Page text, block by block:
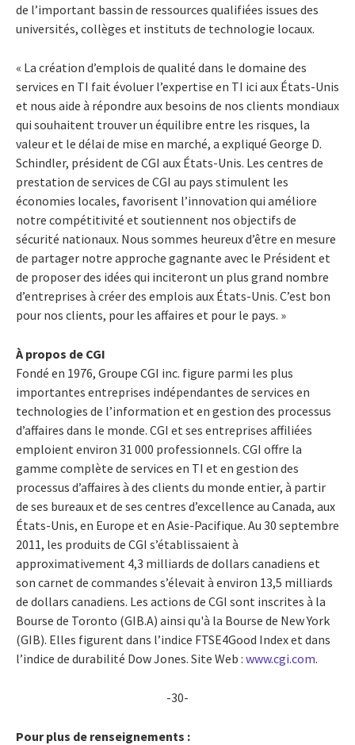
de l’important bassin de ressources qualifiées issues des
universités, collèges et instituts de technologie locaux.
« La création d’emplois de qualité dans le domaine des
services en TI fait évoluer l’expertise en TI ici aux États-Unis
et nous aide à répondre aux besoins de nos clients mondiaux
qui souhaitent trouver un équilibre entre les risques, la
valeur et le délai de mise en marché, a expliqué George D.
Schindler, président de CGI aux États-Unis. Les centres de
prestation de services de CGI au pays stimulent les
économies locales, favorisent l’innovation qui améliore
notre compétitivité et soutiennent nos objectifs de
sécurité nationaux. Nous sommes heureux d’être en mesure
de partager notre approche gagnante avec le Président et
de proposer des idées qui inciteront un plus grand nombre
d’entreprises à créer des emplois aux États-Unis. C’est bon
pour nos clients, pour les affaires et pour le pays. »
À propos de CGI
Fondé en 1976, Groupe CGI inc. figure parmi les plus
importantes entreprises indépendantes de services en
technologies de l’information et en gestion des processus
d’affaires dans le monde. CGI et ses entreprises affiliées
emploient environ 31 000 professionnels. CGI offre la
gamme complète de services en TI et en gestion des
processus d’affaires à des clients du monde entier, à partir
de ses bureaux et de ses centres d’excellence au Canada, aux
États-Unis, en Europe et en Asie-Pacifique. Au 30 septembre
2011, les produits de CGI s’établissaient à
approximativement 4,3 milliards de dollars canadiens et
son carnet de commandes s’élevait à environ 13,5 milliards
de dollars canadiens. Les actions de CGI sont inscrites à la
Bourse de Toronto (GIB.A) ainsi qu'à la Bourse de New York
(GIB). Elles figurent dans l’indice FTSE4Good Index et dans
l’indice de durabilité Dow Jones. Site Web : www.cgi.com.
-30-
Pour plus de renseignements :